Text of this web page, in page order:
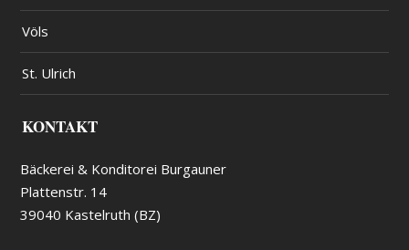
Völs
St. Ulrich
KONTAKT
Bäckerei & Konditorei Burgauner
Plattenstr. 14
39040 Kastelruth (BZ)